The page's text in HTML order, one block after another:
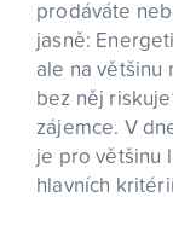
prodáváte
jasně:
ale na většinu
bez něj
zájemce. V
je pro většinu
hlavních